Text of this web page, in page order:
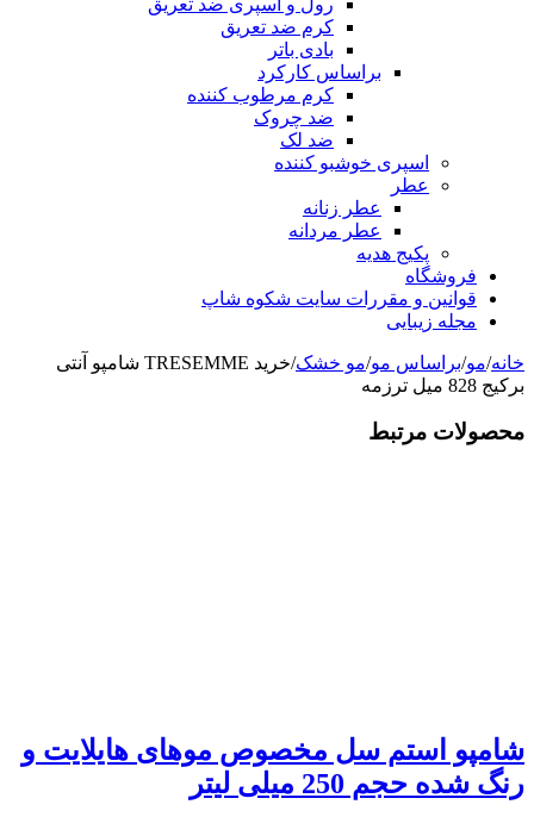
رول و اسپری ضد تعریق
کرم ضد تعریق
بادی باتر
براساس کارکرد
کرم مرطوب کننده
ضد چروک
ضد لک
اسپری خوشبو کننده
عطر
عطر زنانه
عطر مردانه
پکیج هدیه
فروشگاه
قوانین و مقررات سایت شکوه شاپ
مجله زیبایی
خانه/مو/براساس مو/مو خشک/
خرید TRESEMME شامپو آنتی
برکیج 828 میل ترزمه
محصولات مرتبط
شامپو استم سل مخصوص موهای هایلایت و
رنگ شده حجم 250 میلی لیتر